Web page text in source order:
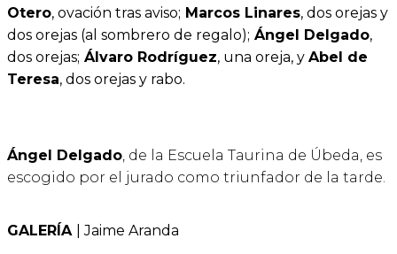
Otero, ovación tras aviso; Marcos Linares, dos orejas y
dos orejas (al sombrero de regalo); Ángel Delgado,
dos orejas; Álvaro Rodríguez, una oreja, y Abel de
Teresa, dos orejas y rabo.
Ángel Delgado , de la Escuela Taurina de Úbeda, es
escogido por el jurado como triunfador de la tarde.
GALERÍA | Jaime Aranda